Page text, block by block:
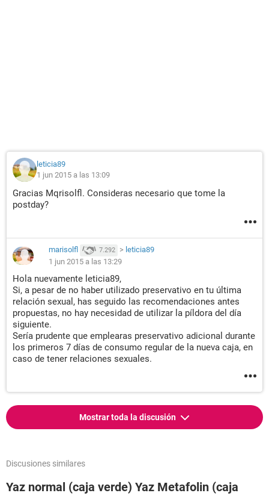
leticia89
1 jun 2015 a las 13:09
Gracias Mqrisolfl. Consideras necesario que tome la
postday?
marisolfl 7.292 > leticia89
1 jun 2015 a las 13:29
Hola nuevamente leticia89,
Si, a pesar de no haber utilizado preservativo en tu última
relación sexual, has seguido las recomendaciones antes
propuestas, no hay necesidad de utilizar la píldora del día
siguiente.
Sería prudente que emplearas preservativo adicional durante
los primeros 7 días de consumo regular de la nueva caja, en
caso de tener relaciones sexuales.
Mostrar toda la discusión
Discusiones similares
Yaz normal (caja verde) Yaz Metafolin (caja